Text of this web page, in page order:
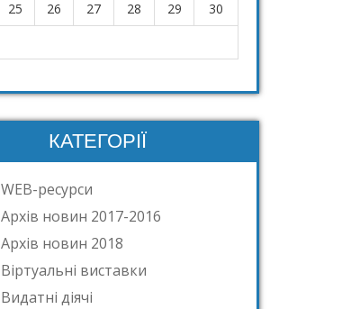
25 26 27 28 29
30
КАТЕГОРІЇ
WEB-ресурси
Архів новин 2017-2016
Архів новин 2018
Віртуальні виставки
Видатні діячі